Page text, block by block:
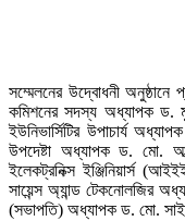
সম্মেলনের উদ্বোধনী অনুষ্ঠানে
কমিশনের সদস্য অধ্যাপক ড.
ইউনিভার্সিটির উপাচার্য
উপদেষ্টা অধ্যাপক ড. মো.
ইলেকট্রনিক্স ইঞ্জিনিয়ার্স
সায়েন্স অ্যান্ড টেকনোলজির
(সভাপতি) অধ্যাপক ড. মো.